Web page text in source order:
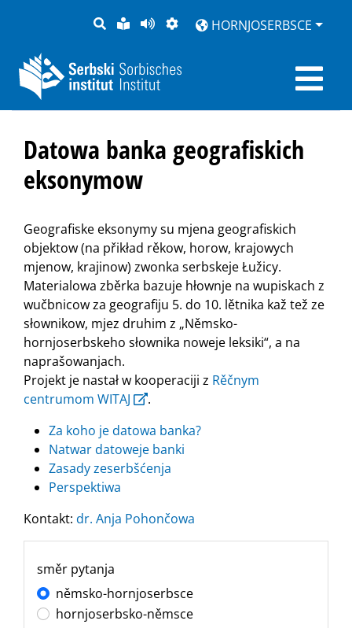
PYTANJE
LOCHKA
RĚČ
STRONU
PŘEDČITAĆ
ZWOBRAZNJENJE
HORNJOSERBSCE
Datowa banka geografiskich
eksonymow
Geografiske eksonymy su mjena geografiskich
objektow (na přikład rěkow, horow, krajowych
mjenow, krajinow) zwonka serbskeje Łužicy.
Materialowa zběrka bazuje hłownje na wupiskach z
wučbnicow za geografiju 5. do 10. lětnika kaž tež ze
słownikow, mjez druhim z „Němsko-
hornjoserbskeho słownika noweje leksiki“, a na
naprašowanjach.
Projekt je nastał w kooperaciji z Rěčnym
centrumom WITAJ
.
Za koho je datowa banka?
Natwar datoweje banki
Zasady zeserbšćenja
Perspektiwa
Kontakt: dr. Anja Pohončowa
směr pytanja
němsko-hornjoserbsce
hornjoserbsko-němsce